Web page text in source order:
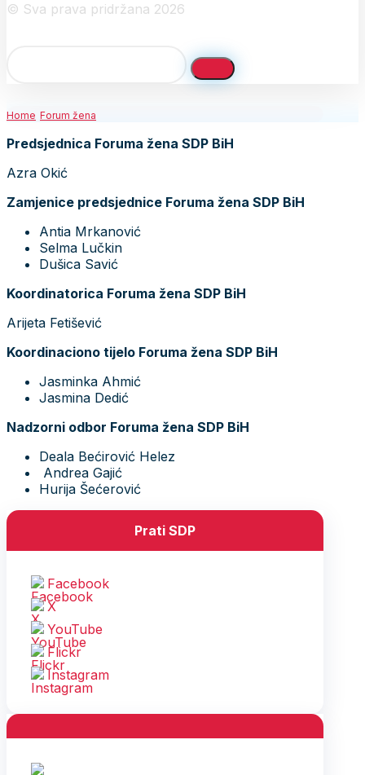
© Sva prava pridržana 2026
Home Forum žena
Predsjednica Foruma žena SDP BiH
Azra Okić
Zamjenice predsjednice Foruma žena SDP BiH
Antia Mrkanović
Selma Lučkin
Dušica Savić
Koordinatorica Foruma žena SDP BiH
Arijeta Fetišević
Koordinaciono tijelo Foruma žena SDP BiH
Jasminka Ahmić
Jasmina Dedić
Nadzorni odbor Foruma žena SDP BiH
Deala Bećirović Helez
Andrea Gajić
Hurija Šećerović
Prati SDP
Facebook
X
YouTube
Flickr
Instagram